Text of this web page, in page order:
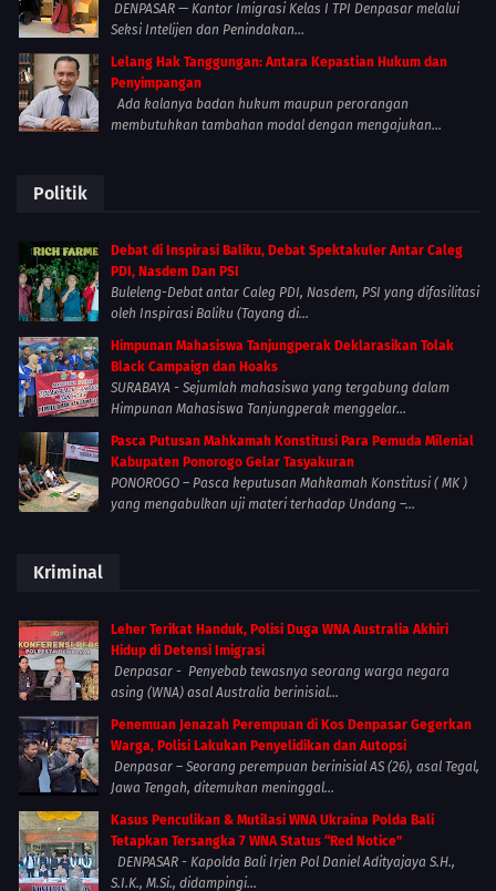
DENPASAR — Kantor Imigrasi Kelas I TPI Denpasar melalui
Seksi Intelijen dan Penindakan...
Lelang Hak Tanggungan: Antara Kepastian Hukum dan
Penyimpangan
Ada kalanya badan hukum maupun perorangan
membutuhkan tambahan modal dengan mengajukan...
Politik
Debat di Inspirasi Baliku, Debat Spektakuler Antar Caleg
PDI, Nasdem Dan PSI
Buleleng-Debat antar Caleg PDI, Nasdem, PSI yang difasilitasi
oleh Inspirasi Baliku (Tayang di...
Himpunan Mahasiswa Tanjungperak Deklarasikan Tolak
Black Campaign dan Hoaks
SURABAYA - Sejumlah mahasiswa yang tergabung dalam
Himpunan Mahasiswa Tanjungperak menggelar...
Pasca Putusan Mahkamah Konstitusi Para Pemuda Milenial
Kabupaten Ponorogo Gelar Tasyakuran
PONOROGO – Pasca keputusan Mahkamah Konstitusi ( MK )
yang mengabulkan uji materi terhadap Undang –...
Kriminal
Leher Terikat Handuk, Polisi Duga WNA Australia Akhiri
Hidup di Detensi Imigrasi
Denpasar - Penyebab tewasnya seorang warga negara
asing (WNA) asal Australia berinisial...
Penemuan Jenazah Perempuan di Kos Denpasar Gegerkan
Warga, Polisi Lakukan Penyelidikan dan Autopsi
Denpasar – Seorang perempuan berinisial AS (26), asal Tegal,
Jawa Tengah, ditemukan meninggal...
Kasus Penculikan & Mutilasi WNA Ukraina Polda Bali
Tetapkan Tersangka 7 WNA Status “Red Notice”
DENPASAR - Kapolda Bali Irjen Pol Daniel Adityajaya S.H.,
S.I.K., M.Si., didampingi...